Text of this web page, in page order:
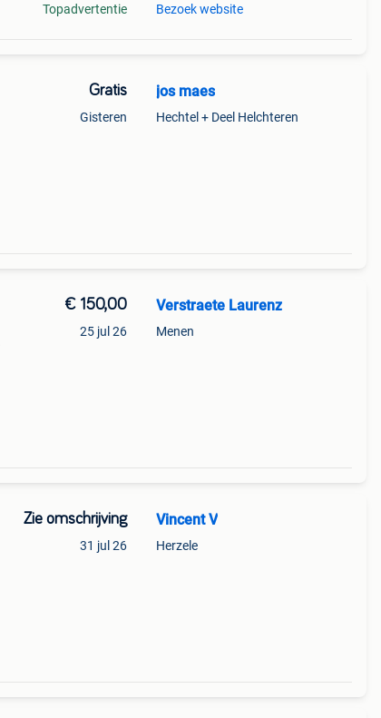
Topadvertentie Bezoek website
Gratis
Gisteren
jos maes
Hechtel + Deel Helchteren
€ 150,00
25 jul 26
Verstraete Laurenz
Menen
Zie omschrijving
31 jul 26
Vincent V
Herzele